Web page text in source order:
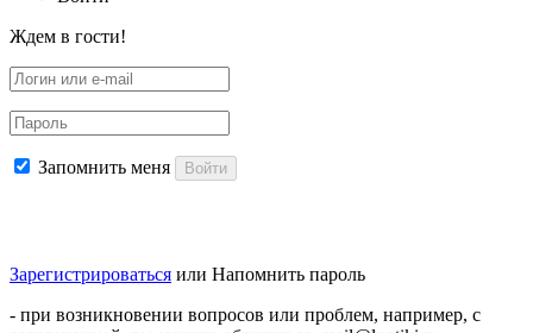
Ждем в гости!
Запомнить меня Войти
Зарегистрироваться или Напомнить пароль
- при возникновении вопросов или проблем, например, с